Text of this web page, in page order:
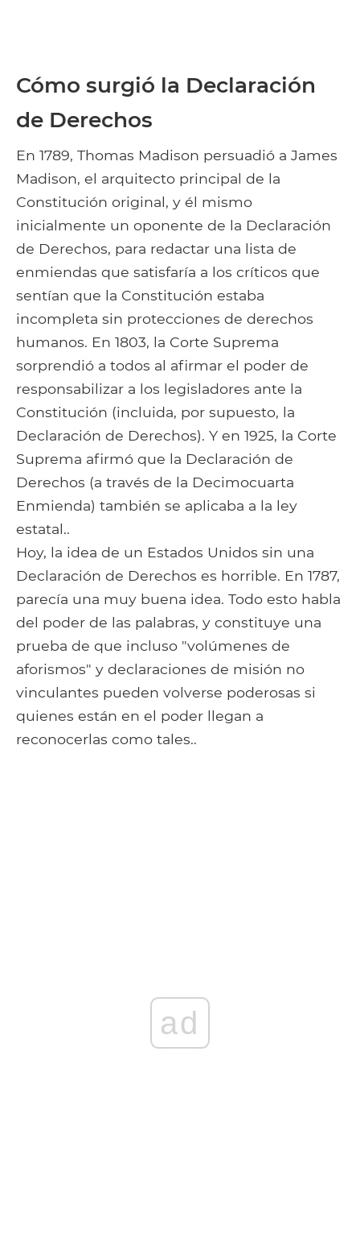
Cómo surgió la Declaración
de Derechos
En 1789, Thomas Madison persuadió a James
Madison, el arquitecto principal de la
Constitución original, y él mismo
inicialmente un oponente de la Declaración
de Derechos, para redactar una lista de
enmiendas que satisfaría a los críticos que
sentían que la Constitución estaba
incompleta sin protecciones de derechos
humanos. En 1803, la Corte Suprema
sorprendió a todos al afirmar el poder de
responsabilizar a los legisladores ante la
Constitución (incluida, por supuesto, la
Declaración de Derechos). Y en 1925, la Corte
Suprema afirmó que la Declaración de
Derechos (a través de la Decimocuarta
Enmienda) también se aplicaba a la ley
estatal..
Hoy, la idea de un Estados Unidos sin una
Declaración de Derechos es horrible. En 1787,
parecía una muy buena idea. Todo esto habla
del poder de las palabras, y constituye una
prueba de que incluso "volúmenes de
aforismos" y declaraciones de misión no
vinculantes pueden volverse poderosas si
quienes están en el poder llegan a
reconocerlas como tales..
ad